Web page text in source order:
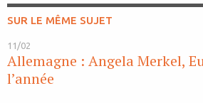
SUR LE MÊME SUJET
11/02
Allemagne : Angela Merkel,
l’année